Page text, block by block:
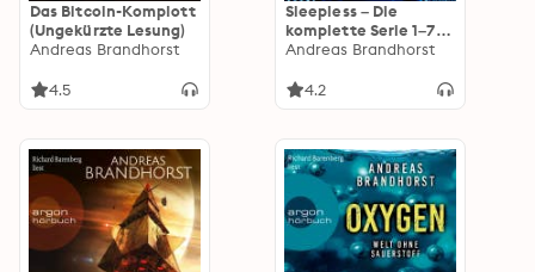
Das Bitcoin-Komplott
(Ungekürzte Lesung)
Andreas Brandhorst
4.5
Sleepless – Die
komplette Serie 1–7
(Sleepless)
Andreas Brandhorst
4.2